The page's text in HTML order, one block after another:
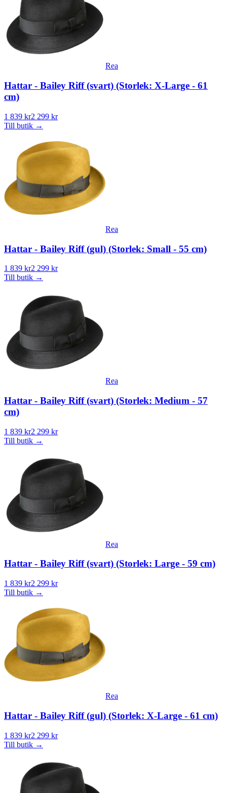
Rea
Hattar - Bailey Riff (svart) (Storlek: X-Large - 61
cm)
1 839 kr2 299 kr
Till butik →
Rea
Hattar - Bailey Riff (gul) (Storlek: Small - 55 cm)
1 839 kr2 299 kr
Till butik →
Rea
Hattar - Bailey Riff (svart) (Storlek: Medium - 57
cm)
1 839 kr2 299 kr
Till butik →
Rea
Hattar - Bailey Riff (svart) (Storlek: Large - 59 cm)
1 839 kr2 299 kr
Till butik →
Rea
Hattar - Bailey Riff (gul) (Storlek: X-Large - 61 cm)
1 839 kr2 299 kr
Till butik →